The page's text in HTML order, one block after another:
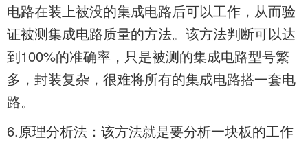
电路在装上被没的集成电路后可以工作，从而验
证被测集成电路质量的方法。该方法判断可以达
到100%的准确率，只是被测的集成电路型号繁
多，封装复杂，很难将所有的集成电路搭一套电
路。
6.原理分析法：该方法就是要分析一块板的工作